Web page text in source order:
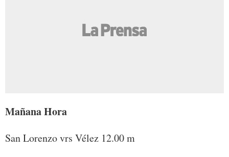
Mañana Hora
San Lorenzo vrs Vélez 12.00 m